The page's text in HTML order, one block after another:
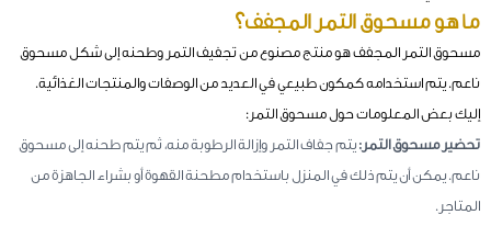
ما هو مسحوق التمر المجفف؟
مسحوق التمر المجفف هو منتج مصنوع من تجفيف التمر وطحنه إلى شكل مسحوق
ناعم. يتم استخدامه كمكون طبيعي في العديد من الوصفات والمنتجات الغذائية.
إليك بعض المعلومات حول مسحوق التمر:
تحضير مسحوق التمر: يتم جفاف التمر وإزالة الرطوبة منه، ثم يتم طحنه إلى مسحوق
ناعم. يمكن أن يتم ذلك في المنزل باستخدام مطحنة القهوة أو بشراء الجاهزة من
المتاجر.